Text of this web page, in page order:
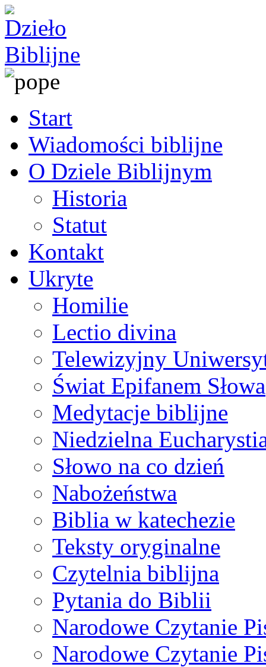
Start
Wiadomości biblijne
O Dziele Biblijnym
Historia
Statut
Kontakt
Ukryte
Homilie
Lectio divina
Telewizyjny
Świat Epifanem Słowa
Medytacje biblijne
Niedzielna
Słowo na co dzień
Nabożeństwa
Biblia w katechezie
Teksty oryginalne
Czytelnia biblijna
Pytania do Biblii
Narodowe Czytanie
Narodowe Czytanie